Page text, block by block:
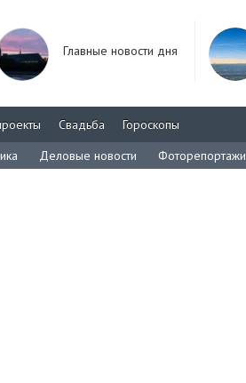
Главные новости дня
Свадьба
Гороскопы
Деловые новости Фоторепортажи